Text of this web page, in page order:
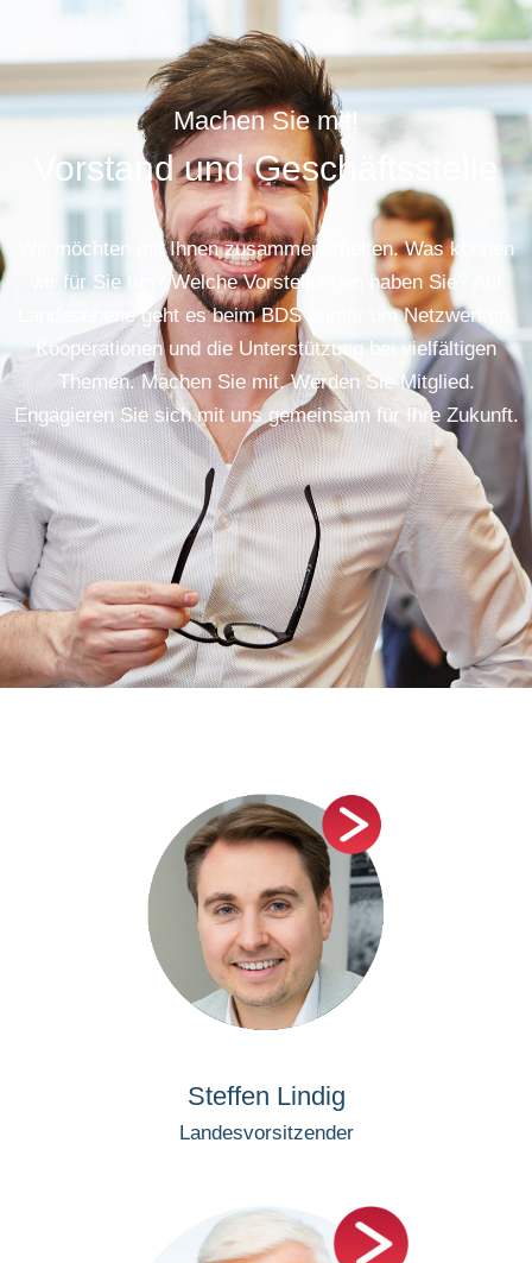
Machen Sie mit!
Vorstand und Geschäftsstelle
Wir möchten mit Ihnen zusammenarbeiten. Was können
wir für Sie tun? Welche Vorstellungen haben Sie? Auf
Landesebene geht es beim BDS primär um Netzwerken,
Kooperationen und die Unterstützung bei vielfältigen
Themen. Machen Sie mit. Werden Sie Mitglied.
Engagieren Sie sich mit uns gemeinsam für Ihre Zukunft.
Steffen Lindig
Landesvorsitzender